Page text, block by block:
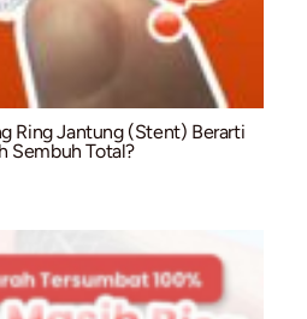
EKG: Prosedur,
untuk Melakukannya